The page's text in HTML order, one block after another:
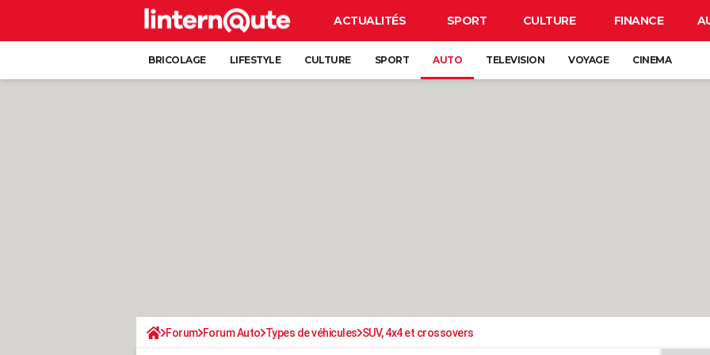
ACTUALITÉS SPORT CULTURE FINANCE
BRICOLAGE LIFESTYLE CULTURE SPORT AUTO TELEVISION VOYAGE CINEMA
Forum Forum Auto Types de véhicules SUV, 4x4 et crossovers